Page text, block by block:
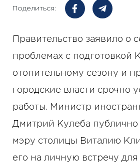
Поделиться:
Правительство заявило о
проблемах с подготовкой
отопительному сезону и
городские власти срочно
работы. Министр
Дмитрий Кулеба публично
мэру столицы Виталию
его на личную встречу